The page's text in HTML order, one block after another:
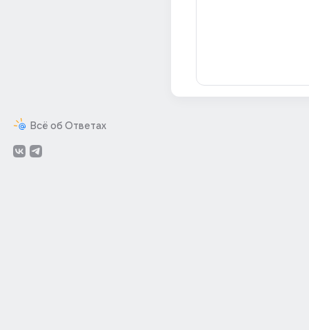
Всё об Ответах